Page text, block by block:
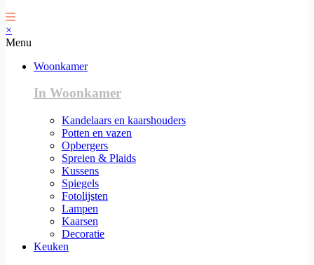
×
Menu
Woonkamer
In Woonkamer
Kandelaars en kaarshouders
Potten en vazen
Opbergers
Spreien & Plaids
Kussens
Spiegels
Fotolijsten
Lampen
Kaarsen
Decoratie
Keuken